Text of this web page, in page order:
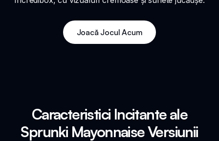
Joacă Jocul Acum
Caracteristici Incitante ale
Sprunki Mayonnaise Versiunii